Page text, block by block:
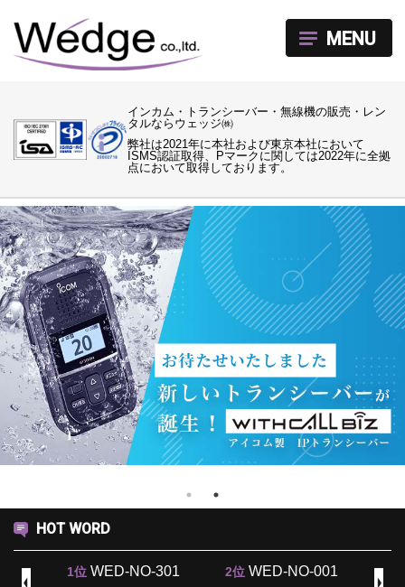
インカム・トランシーバー・無線機の販売・レン
タルならウェッジ㈱
弊社は2021年に本社および東京本社において
ISMS認証取得、Pマークに関しては2022年に全拠
点において取得しております。
MENU
HOT WORD
ィズ
1位WED-NO-301 2位WED-NO-001 3位